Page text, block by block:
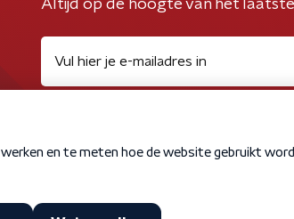
Altijd op de hoogte van het